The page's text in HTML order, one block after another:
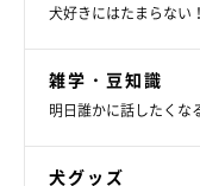
犬好きにはたまらない
雑学・豆知識
明日誰かに話したくな
犬グッズ